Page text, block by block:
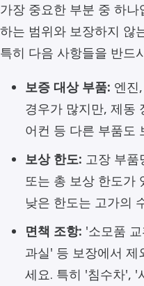
가장 중요한 부분 중 하
하는 범위와 보장하지 않
특히 다음 사항들을 반드
보증 대상 부품: 엔진
경우가 많지만, 제동
어컨 등 다른 부품도
보상 한도: 고장 부품
또는 총 보상 한도가
낮은 한도는 고가의
면책 조항: '소모품
과실' 등 보장에서 제
세요. 특히 '침수차', '